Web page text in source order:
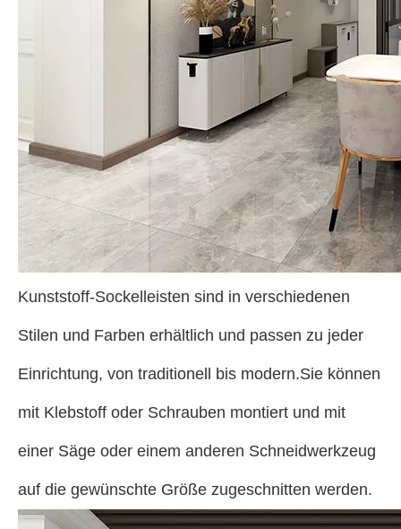
Kunststoff-Sockelleisten sind in verschiedenen
Stilen und Farben erhältlich und passen zu jeder
Einrichtung, von traditionell bis modern.Sie können
mit Klebstoff oder Schrauben montiert und mit
einer Säge oder einem anderen Schneidwerkzeug
auf die gewünschte Größe zugeschnitten werden.